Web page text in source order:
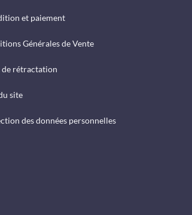
et paiement
Générales de Vente
rétractation
site
des données personnelles